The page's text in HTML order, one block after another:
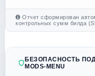
Отчет сформирован
контрольных сумм билда
БЕЗОПАСНОСТЬ
MODS-MENU